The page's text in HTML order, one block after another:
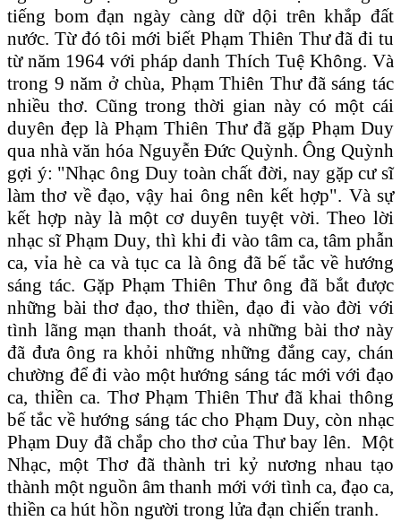
tiếng bom đạn ngày càng dữ dội trên khắp đất
nước. Từ đó tôi mới biết Phạm Thiên Thư đã đi tu
từ năm 1964 với pháp danh Thích Tuệ Không. Và
trong 9 năm ở chùa, Phạm Thiên Thư đã sáng tác
nhiều thơ. Cũng trong thời gian này có một cái
duyên đẹp là Phạm Thiên Thư đã gặp Phạm Duy
qua nhà văn hóa Nguyễn Đức Quỳnh. Ông Quỳnh
gợi ý: "Nhạc ông Duy toàn chất đời, nay gặp cư sĩ
làm thơ về đạo, vậy hai ông nên kết hợp". Và sự
kết hợp này là một cơ duyên tuyệt vời. Theo lời
nhạc sĩ Phạm Duy, thì khi đi vào tâm ca, tâm phẫn
ca, vỉa hè ca và tục ca là ông đã bế tắc về hướng
sáng tác. Gặp Phạm Thiên Thư ông đã bắt được
những bài thơ đạo, thơ thiền, đạo đi vào đời với
tình lãng mạn thanh thoát, và những bài thơ này
đã đưa ông ra khỏi những những đắng cay, chán
chường để đi vào một hướng sáng tác mới với đạo
ca, thiền ca. Thơ Phạm Thiên Thư đã khai thông
bế tắc về hướng sáng tác cho Phạm Duy, còn nhạc
Phạm Duy đã chắp cho thơ của Thư bay lên. Một
Nhạc, một Thơ đã thành tri kỷ nương nhau tạo
thành một nguồn âm thanh mới với tình ca, đạo ca,
thiền ca hút hồn người trong lửa đạn chiến tranh.